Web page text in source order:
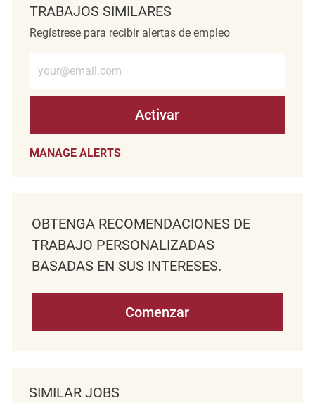
TRABAJOS SIMILARES
Regístrese para recibir alertas de empleo
Activar
MANAGE ALERTS
OBTENGA RECOMENDACIONES DE
TRABAJO PERSONALIZADAS
BASADAS EN SUS INTERESES.
Comenzar
SIMILAR JOBS